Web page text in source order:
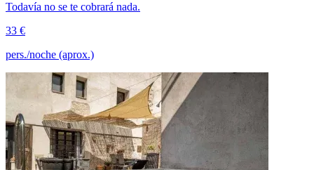
Todavía no se te cobrará nada.
33 €
pers./noche (aprox.)